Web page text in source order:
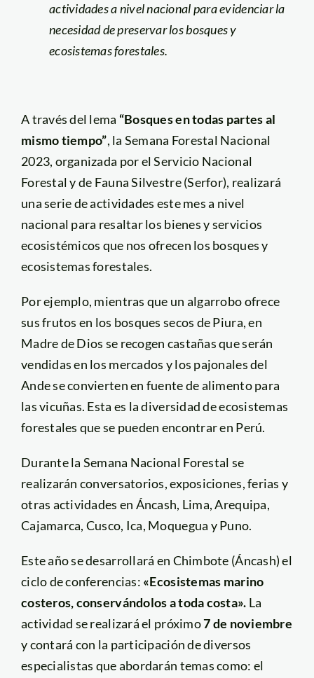
actividades a nivel nacional para evidenciar la
necesidad de preservar los bosques y
ecosistemas forestales.
A través del lema “Bosques en todas partes al
mismo tiempo”, la Semana Forestal Nacional
2023, organizada por el Servicio Nacional
Forestal y de Fauna Silvestre (Serfor), realizará
una serie de actividades este mes a nivel
nacional para resaltar los bienes y servicios
ecosistémicos que nos ofrecen los bosques y
ecosistemas forestales.
Por ejemplo, mientras que un algarrobo ofrece
sus frutos en los bosques secos de Piura, en
Madre de Dios se recogen castañas que serán
vendidas en los mercados y los pajonales del
Ande se convierten en fuente de alimento para
las vicuñas. Esta es la diversidad de ecosistemas
forestales que se pueden encontrar en Perú.
Durante la Semana Nacional Forestal se
realizarán conversatorios, exposiciones, ferias y
otras actividades en Áncash, Lima, Arequipa,
Cajamarca, Cusco, Ica, Moquegua y Puno.
Este año se desarrollará en Chimbote (Áncash) el
ciclo de conferencias: «Ecosistemas marino
costeros, conservándolos a toda costa». La
actividad se realizará el próximo7 de noviembre
y contará con la participación de diversos
especialistas que abordarán temas como: el